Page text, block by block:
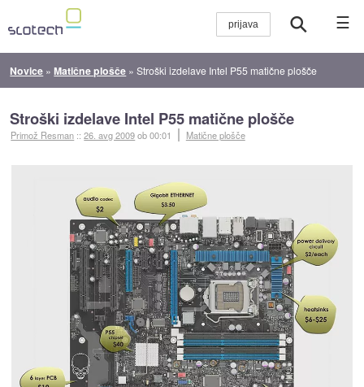
☰
Novice »Matične plošče »Stroški izdelave Intel P55 matične plošče
Stroški izdelave Intel P55 matične plošče
Primož Resman ::26. avg 2009ob 00:01 Matične plošče